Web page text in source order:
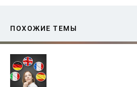
ПОХОЖИЕ ТЕМЫ